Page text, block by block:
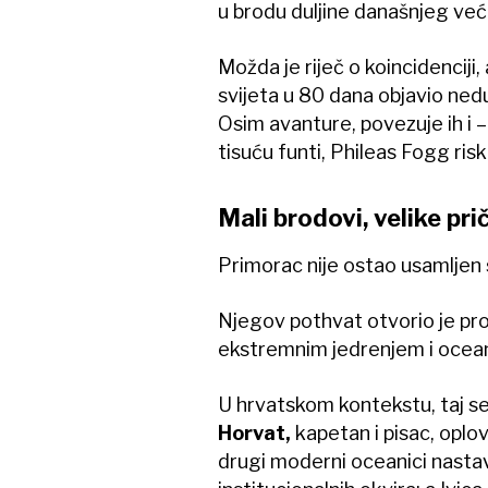
u brodu duljine današnjeg
Možda je riječ o
svijeta u 80 dana objavio
Osim avanture, povezuje ih i
tisuću funti, Phileas Fogg
Mali brodovi, velike
Primorac nije ostao
Njegov pothvat otvorio je
ekstremnim jedrenjem i
U hrvatskom kontekstu, taj
Horvat, kapetan i pisac,
drugi moderni oceanici